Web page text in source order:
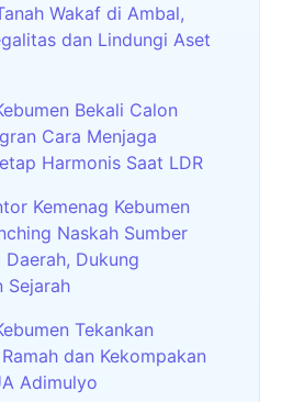
Wakaf di Ambal,
dan Lindungi Aset
Bekali Calon
Cara Menjaga
Harmonis Saat LDR
Kemenag Kebumen
Naskah Sumber
Dukung
Sejarah
Tekankan
dan Kekompakan
Adimulyo